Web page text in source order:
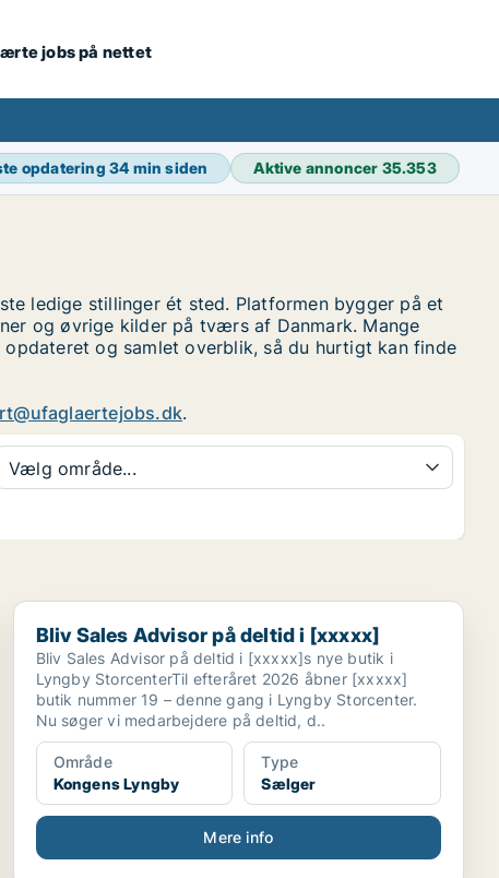
jobs på nettet
opdatering34 min siden Aktive annoncer 35.353
ledige stillinger ét sted. Platformen bygger på et
og øvrige kilder på tværs af Danmark. Mange
og samlet overblik, så du hurtigt kan finde
.
Vælg område...
Bliv Sales Advisor på deltid i [xxxxx]
Bliv Sales Advisor på deltid i [xxxxx]
Bliv Sales Advisor på deltid i [xxxxx]s nye butik i
Lyngby StorcenterTil efteråret 2026 åbner [xxxxx]
butik nummer 19 – denne gang i Lyngby Storcenter.
Nu søger vi medarbejdere på deltid, d..
Område
Kongens Lyngby
Type
Sælger
Mere info